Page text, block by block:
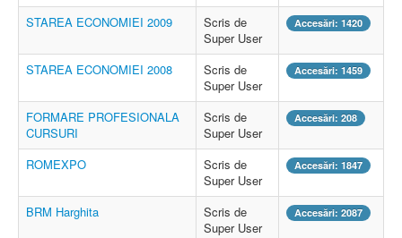
STAREA ECONOMIEI 2009
Scris de
Super User
Accesări: 1420
STAREA ECONOMIEI 2008
Scris de
Super User
Accesări: 1459
FORMARE PROFESIONALA
CURSURI
Scris de
Super User
Accesări: 208
ROMEXPO
Scris de
Super User
Accesări: 1847
BRM Harghita
Scris de
Super User
Accesări: 2087